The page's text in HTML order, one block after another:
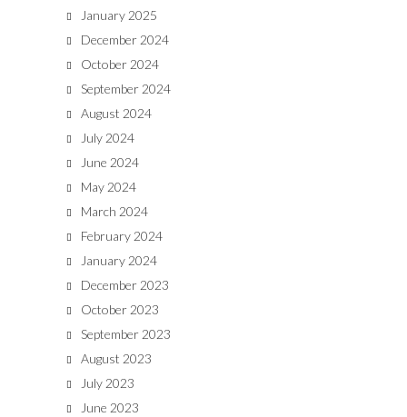
January 2025
December 2024
October 2024
September 2024
August 2024
July 2024
June 2024
May 2024
March 2024
February 2024
January 2024
December 2023
October 2023
September 2023
August 2023
July 2023
June 2023